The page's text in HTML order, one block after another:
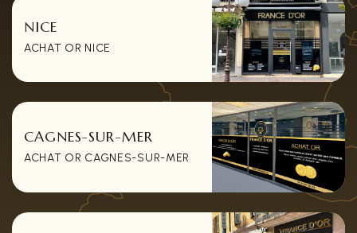
NICE
ACHAT OR NICE
CAGNES-SUR-MER
ACHAT OR CAGNES-SUR-MER